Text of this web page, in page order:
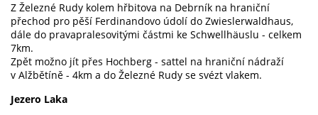
Z Železné Rudy kolem hřbitova na Debrník na hraniční
přechod pro pěší Ferdinandovo údolí do Zwieslerwaldhaus,
dále do pravapralesovitými částmi ke Schwellhäuslu - celkem
7km.
Zpět možno jít přes Hochberg - sattel na hraniční nádraží
v Alžbětíně - 4km a do Železné Rudy se svézt vlakem.
Jezero Laka